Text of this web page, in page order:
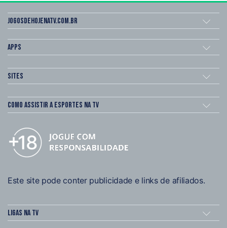
Jogosdehojenatv.com.br
Apps
Sites
Como assistir a esportes na TV
Este site pode conter publicidade e links de afiliados.
Ligas na TV